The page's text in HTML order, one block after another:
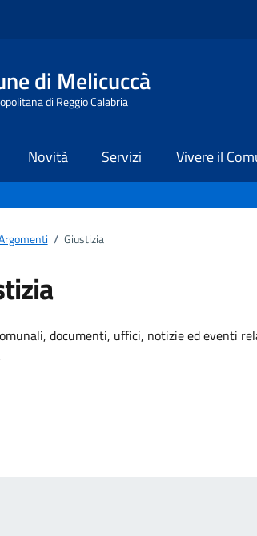
di Melicuccà
di Reggio Calabria
Novità Servizi Vivere il
/ Giustizia
documenti, uffici, notizie ed eventi